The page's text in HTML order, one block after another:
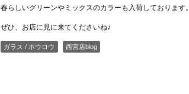
春らしいグリーンやミックスのカラーも入荷しております。
ぜひ、お店に見に来てくださいね♪
ガラス / ホウロウ 西宮店blog